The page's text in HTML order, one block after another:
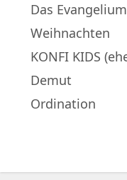
Das
Weihnachten
KONFI KIDS
Demut
Ordination